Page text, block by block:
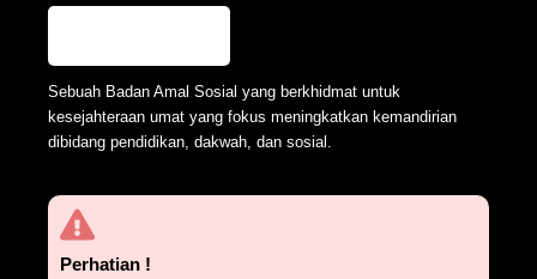
Sebuah Badan Amal Sosial yang berkhidmat untuk
kesejahteraan umat yang fokus meningkatkan kemandirian
dibidang pendidikan, dakwah, dan sosial.
Perhatian !